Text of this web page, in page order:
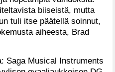
biiseistä, mutta
tuli itse päätellä soinnut,
aiheesta, Brad
Saga Musical Instruments